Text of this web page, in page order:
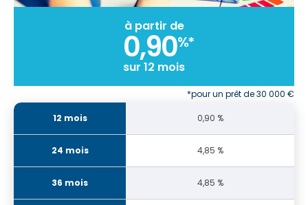
à partir de
0,90%*
sur 12 mois
*pour un prêt de 30 000 €
0,90 %
4,85 %
4,85 %